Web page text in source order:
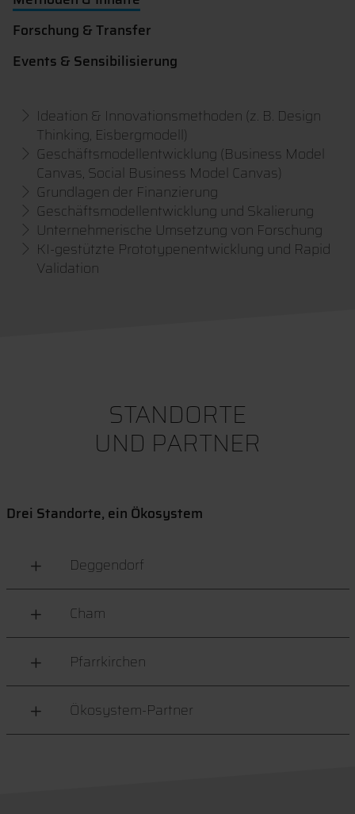
Forschung & Transfer
Events & Sensibilisierung
Ideation & Innovationsmethoden (z. B. Design
Thinking, Eisbergmodell)
Geschäftsmodellentwicklung (Business Model
Canvas, Social Business Model Canvas)
Grundlagen der Finanzierung
Geschäftsmodellentwicklung und Skalierung
Unternehmerische Umsetzung von Forschung
KI-gestützte Prototypenentwicklung und Rapid
Validation
STANDORTE
UND PARTNER
Drei Standorte, ein Ökosystem
Deggendorf
Cham
Pfarrkirchen
Ökosystem-Partner